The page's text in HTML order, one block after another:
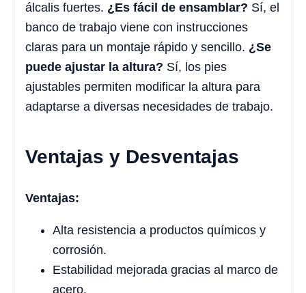
álcalis fuertes. ¿Es fácil de ensamblar? Sí, el
banco de trabajo viene con instrucciones
claras para un montaje rápido y sencillo. ¿Se
puede ajustar la altura? Sí, los pies
ajustables permiten modificar la altura para
adaptarse a diversas necesidades de trabajo.
Ventajas y Desventajas
Ventajas:
Alta resistencia a productos químicos y
corrosión.
Estabilidad mejorada gracias al marco de
acero.